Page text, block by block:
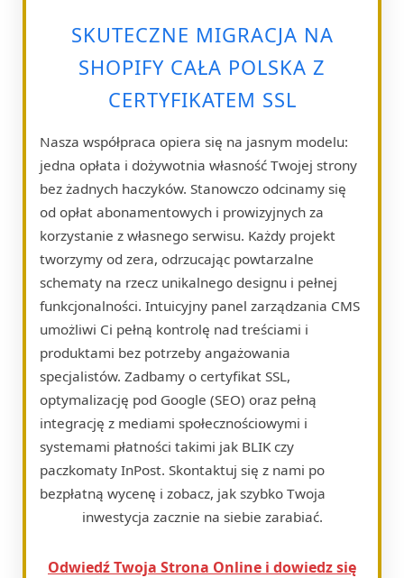
SKUTECZNE MIGRACJA NA
SHOPIFY CAŁA POLSKA Z
CERTYFIKATEM SSL
Nasza współpraca opiera się na jasnym modelu:
jedna opłata i dożywotnia własność Twojej strony
bez żadnych haczyków. Stanowczo odcinamy się
od opłat abonamentowych i prowizyjnych za
korzystanie z własnego serwisu. Każdy projekt
tworzymy od zera, odrzucając powtarzalne
schematy na rzecz unikalnego designu i pełnej
funkcjonalności. Intuicyjny panel zarządzania CMS
umożliwi Ci pełną kontrolę nad treściami i
produktami bez potrzeby angażowania
specjalistów. Zadbamy o certyfikat SSL,
optymalizację pod Google (SEO) oraz pełną
integrację z mediami społecznościowymi i
systemami płatności takimi jak BLIK czy
paczkomaty InPost. Skontaktuj się z nami po
bezpłatną wycenę i zobacz, jak szybko Twoja
inwestycja zacznie na siebie zarabiać.
Odwiedź Twoja Strona Online i dowiedz się